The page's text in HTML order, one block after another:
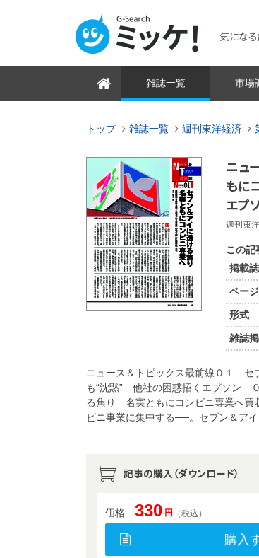
気になる
雑誌一覧 市場
トップ 雑誌一覧 週刊東洋経済
ニュ
もに
エプ
週刊東
この記
掲載誌
ペー
形式
雑誌
ニュース＆トピックス最前線０１
も“沈黙” 他社の困惑招くエプソン
る焦り 名実ともにコンビニ専業へ買
ビニ事業に集中する──。セブン＆ア
記事の購入（ダウンロード）
価格 330 円 （税込）
購入